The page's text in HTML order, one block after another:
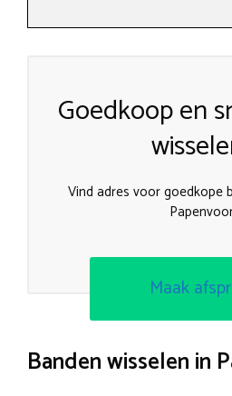
Goedkoop en
Vind adres voor goedkope
Maak
Banden wisselen in